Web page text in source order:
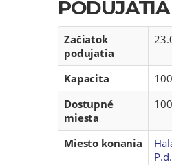
PODUJATIA
Začiatok
podujatia
Kapacita
100
Dostupné
miesta
100
Miesto konania